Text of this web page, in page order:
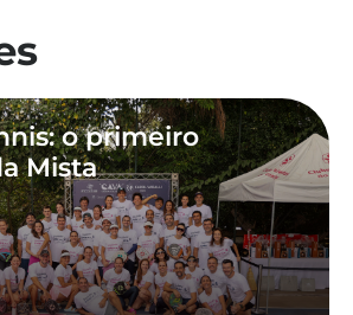
o primeiro
Mista